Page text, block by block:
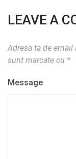
LEAVE A
Adresa ta de email
sunt marcate cu *
Message